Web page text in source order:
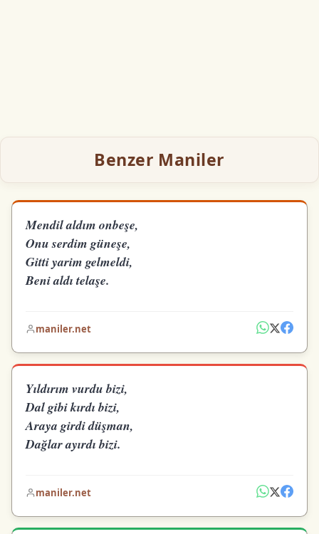
Benzer Maniler
Mendil aldım onbeşe,
Onu serdim güneşe,
Gitti yarim gelmeldi,
Beni aldı telaşe.
maniler.net
Yıldırım vurdu bizi,
Dal gibi kırdı bizi,
Araya girdi düşman,
Dağlar ayırdı bizi.
maniler.net